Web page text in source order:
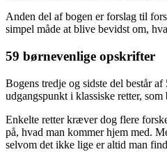
Anden del af bogen er forslag til
simpel måde at blive bevidst om,
59 børnevenlige opskrifter
Bogens tredje og sidste del består
udgangspunkt i klassiske retter,
Enkelte retter kræver dog flere
på, hvad man kommer hjem med.
selvom det ikke lige er altid man